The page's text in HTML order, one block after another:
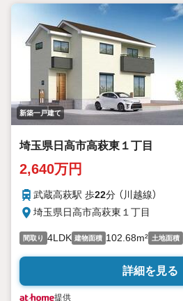
新築一戸建て
埼玉県日高市高萩東１丁目
2,640万円
武蔵高萩駅 歩22分 （川越線）
埼玉県日高市高萩東１丁目
間取り 4LDK 建物面積 102.68m² 土地面積
詳細を見る
提供